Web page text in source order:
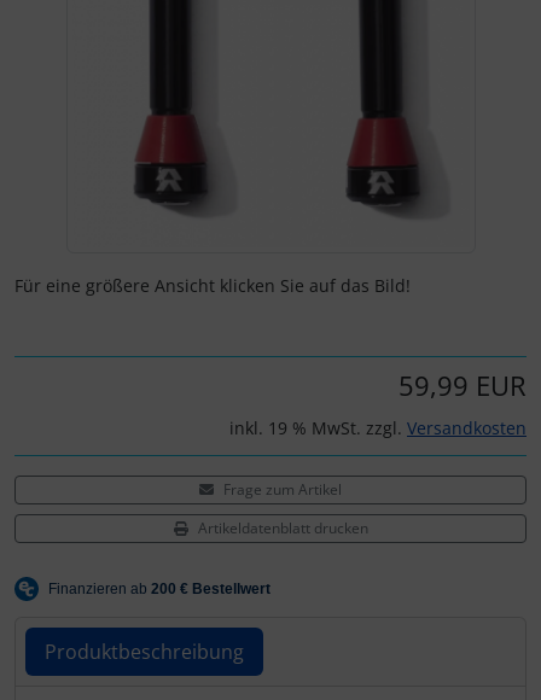
Für eine größere Ansicht klicken Sie auf das Bild!
59,99 EUR
inkl. 19 % MwSt. zzgl. Versandkosten
Frage zum Artikel
Artikeldatenblatt drucken
Produktbeschreibung
Schaltkabel + Bremskabel
Gravaa
Ingrid